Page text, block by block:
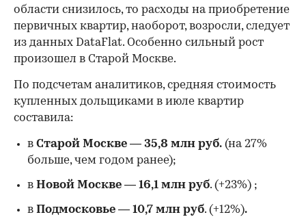
области снизилось, то расходы на приобретение
первичных квартир, наоборот, возросли, следует
из данных DataFlat. Особенно сильный рост
произошел в Старой Москве.
По подсчетам аналитиков, средняя стоимость
купленных дольщиками в июле квартир
составила:
в Старой Москве — 35,8 млн руб. (на 27%
больше, чем годом ранее);
в Новой Москве — 16,1 млн руб. (+23%) ;
в Подмосковье — 10,7 млн руб. (+12%).